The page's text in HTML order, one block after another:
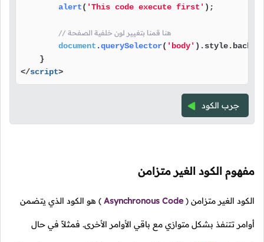
alert( 'This code execute first' );
// هنا قمنا بتغيير لون خلفية الصفحة
document .querySelector( 'body' ).style.
</script>
جرب الكود
مفهوم الكود الغير متزامن
الكود الغير متزامن (
Asynchronous Code
) هو الكود الذي يتضمن
أوامر تتنفذ بشكل متوازي مع باقي الأوامر الأخرى. فمثلاً في حال